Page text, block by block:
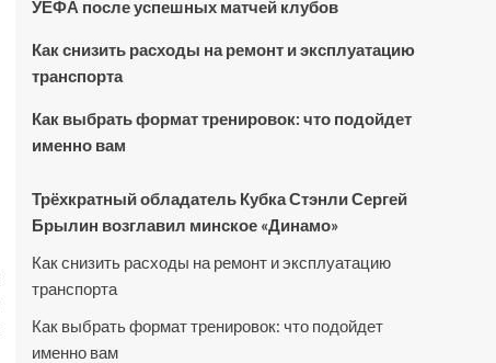
УЕФА после успешных матчей клубов
Как снизить расходы на ремонт и эксплуатацию
транспорта
Как выбрать формат тренировок: что подойдет
именно вам
Трёхкратный обладатель Кубка Стэнли Сергей
Брылин возглавил минское «Динамо»
Как снизить расходы на ремонт и эксплуатацию
транспорта
Как выбрать формат тренировок: что подойдет
именно вам